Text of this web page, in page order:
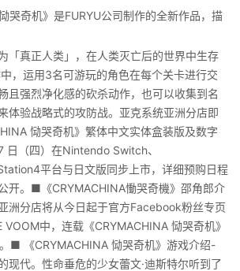
哭奇机》是FURYU公司制作的全新作品，描
「真正人类」，在人类灭亡后的世界中生存
，运用3名可游玩的角色在每个关卡进行交
且强烈净化感的砍杀动作，也可以收集到名
体验战略式的攻防战。亚克系统亚洲分店即
恸哭奇机》繁体中文实体盒装版及数字
日（四）在Nintendo Switch、
平台与日文版同步上市，详细预购日程
开。■《CRYMACHINA慟哭奇機》邵角郎介
洲分店将从今日起于官方Facebook粉丝专页
中，连载《CRYMACHINA 恸哭奇机》
■ 《CRYMACHINA 恸哭奇机》游戏介绍-
现代。性命垂危的少女蕾文·迪斯特尔听到了